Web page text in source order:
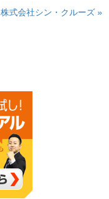
株式会社シン・クルーズ »